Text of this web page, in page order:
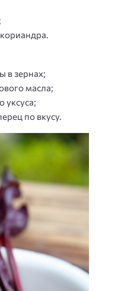
в зернах;
масла;
уксуса;
по вкусу.